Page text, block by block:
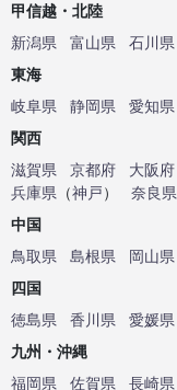
甲信越・北陸
新潟県
富山県 石川県
東海
岐阜県
静岡県 愛知県
関西
滋賀県
京都府 大阪府
兵庫県 （神戸） 奈良県
中国
鳥取県
島根県 岡山県
四国
徳島県
香川県 愛媛県
九州・沖縄
福岡県
佐賀県 長崎県